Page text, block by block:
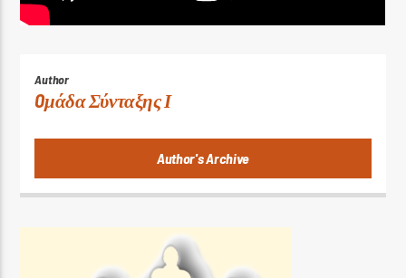
Author
Oμάδα Σύνταξης Ι
Author's Archive